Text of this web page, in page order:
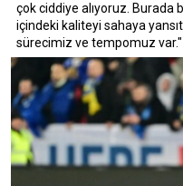
çok ciddiye alıyoruz. Burada
içindeki kaliteyi sahaya
sürecimiz ve tempomuz var."